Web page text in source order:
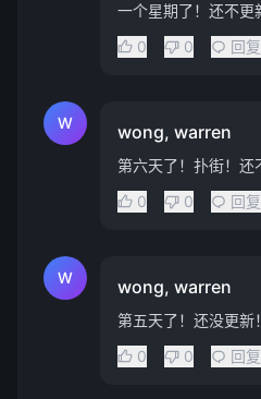
一个星期了！还不更
0
0 回复
W wong, warren
第六天了！扑街！还
0
0 回复
W wong, warren
第五天了！还没更新！
0
0 回复